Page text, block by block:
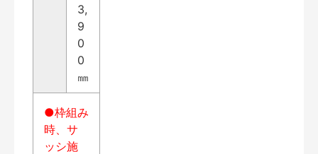
3,
9
0
0
㎜
●枠組み
時、サ
ッシ施